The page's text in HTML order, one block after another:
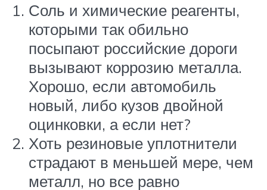
Соль и химические реагенты,
которыми так обильно
посыпают российские дороги
вызывают коррозию металла.
Хорошо, если автомобиль
новый, либо кузов двойной
оцинковки, а если нет?
Хоть резиновые уплотнители
страдают в меньшей мере, чем
металл, но все равно